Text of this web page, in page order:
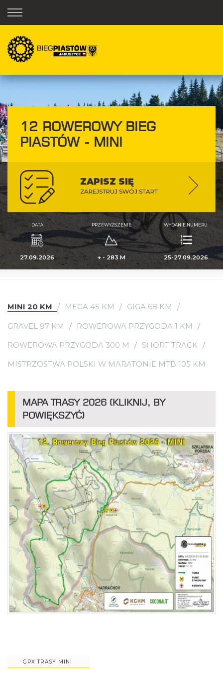
12 ROWEROWY BIEG
PIASTÓW - MINI
ZAPISZ SIĘ
ZAREJSTRUJ SWÓJ START
DATA
27.09.2026
PRZEWYŻSZENIE
+ - 283 M
WYDANIE NUMERU
25-27.09.2026
MINI 20 KM MEGA 45 KM GIGA 68 KM
GRAVEL 97 KM ROWEROWA PRZYGODA 1 KM
ROWEROWA PRZYGODA 300 M SHORT TRACK
MISTRZOSTWA POLSKI W MARATONIE MTB 105 KM
MAPA TRASY 2026 (KLIKNIJ, BY
POWIĘKSZYĆ)
GPX TRASY MINI